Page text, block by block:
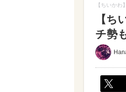
【ちいか
【
チ勢